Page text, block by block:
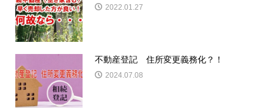
2022.01.27
不動産登記 住所変更義務化？！
2024.07.08